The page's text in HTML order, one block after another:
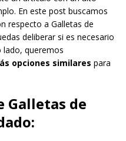
En este post buscamos
respecto a Galletas de
deliberar si es necesario
queremos
opciones similares para
Galletas de